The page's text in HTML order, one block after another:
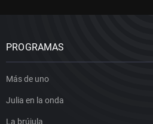
PROGRAMAS
Más de uno
Julia en la onda
La brújula